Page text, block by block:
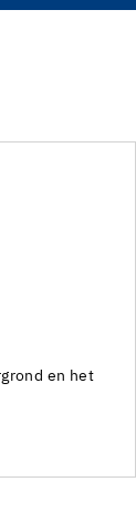
voor de
van alle